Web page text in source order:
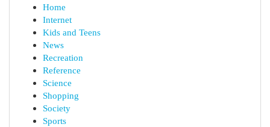
Home
Internet
Kids and Teens
News
Recreation
Reference
Science
Shopping
Society
Sports